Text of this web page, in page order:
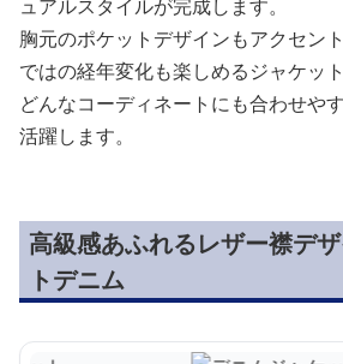
ュアルスタイルが完成します。
胸元のポケットデザインもアクセン
ではの経年変化も楽しめるジャケット
どんなコーディネートにも合わせや
活躍します。
高級感あふれるレザー襟デ
トデニム